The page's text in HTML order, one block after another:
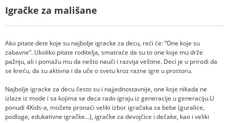
Igračke za mališane
Ako pitate dete koje su najbolje igracke za decu, reći će: “One koje su
zabavne”. Ukoliko pitate roditelja, smatraće da su to one koje mu drže
pažnju, ali i pomažu mu da nešto nauči i razvija veštine. Deci je u prirodi da
se kreću, da su aktivna i da uče o svetu kroz razne igre u prostoru.
Najbolje igracke za decu često su i najjednostavnije, one koje nikada ne
izlaze iz mode i sa kojima se deca rado igraju iz generacije u generaciju.U
ponudi 4Kids-a, možete pronaći veliki izbor igračaka za bebe (guralice,
podloge, edukativne igračke...), igračke za devojčice i dečake, kao i veliki